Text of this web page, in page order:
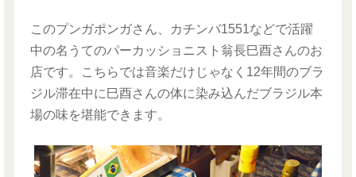
このプンガポンガさん、カチンバ1551などで活躍
中の名うてのパーカッショニスト翁長巳酉さんのお
店です。こちらでは音楽だけじゃなく12年間のブラ
ジル滞在中に巳酉さんの体に染み込んだブラジル本
場の味を堪能できます。